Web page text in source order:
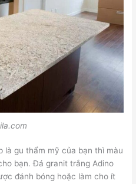
là gu thẩm mỹ của bạn thì màu
bạn. Đá granit trắng Adino
đánh bóng hoặc làm cho ít